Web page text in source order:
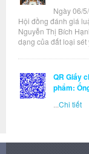
Ngày 06/
Hội đồng đánh giá
Nguyễn Thị Bích
dạng của đất loại sét
QR Giấy
phẩm:
Chi tiết